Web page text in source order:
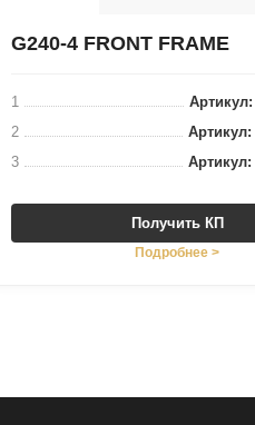
G240-4 FRONT FRAME
1
Артикул:
2
Артикул:
3
Артикул:
Получить КП
Подробнее >